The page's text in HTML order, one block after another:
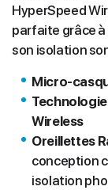
HyperSpeed
parfaite grâce à
son isolation
Micro-
Wireless
Oreillettes
conception
isolation